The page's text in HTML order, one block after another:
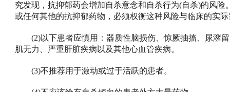
究发现，抗抑郁药会增加自杀意念和自杀行为(自杀)的风
或任何其他的抗抑郁药物，必须权衡这种风险与临床的实
(2)以下患者应慎用：器质性脑损伤、惊厥抽搐、尿潴
肌无力、严重肝脏疾病以及其他心血管疾病。
(3)不推荐用于激动或过于活跃的患者。